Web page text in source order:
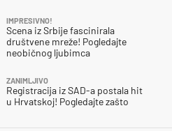
IMPRESIVNO!
Scena iz Srbije fascinirala
društvene mreže! Pogledajte
neobičnog ljubimca
ZANIMLJIVO
Registracija iz SAD-a postala hit
u Hrvatskoj! Pogledajte zašto